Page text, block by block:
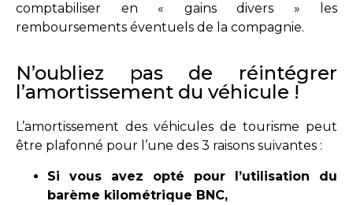
comptabiliser en « gains divers » les
remboursements éventuels de la compagnie.
N’oubliez pas de réintégrer
l’amortissement du véhicule !
L’amortissement des véhicules de tourisme peut
être plafonné pour l’une des 3 raisons suivantes :
Si vous avez opté pour l’utilisation du
barème kilométrique BNC,